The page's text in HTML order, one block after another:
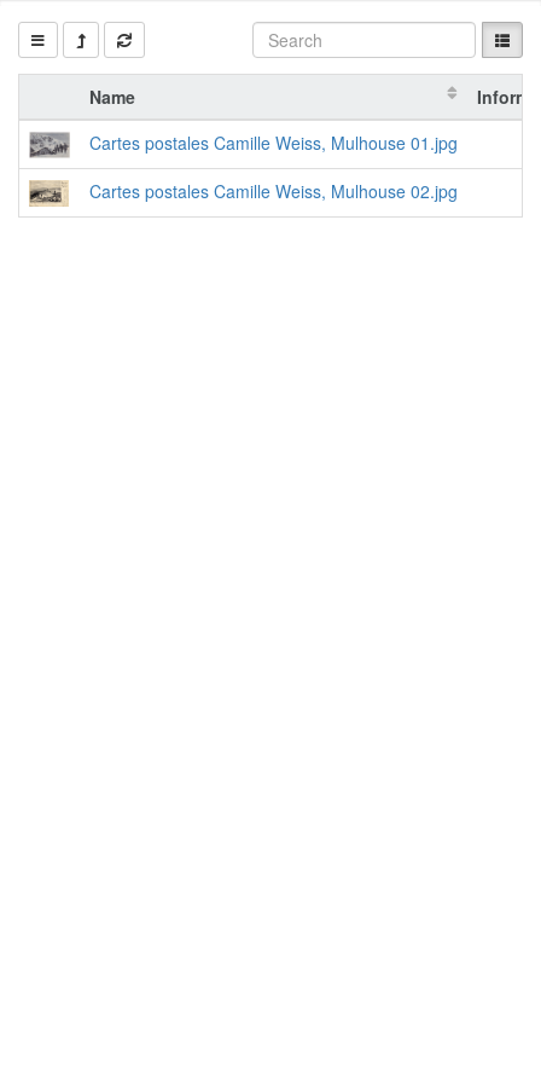
Name
Cartes postales Camille Weiss, Mulhouse 01.jpg
Cartes postales Camille Weiss, Mulhouse 02.jpg